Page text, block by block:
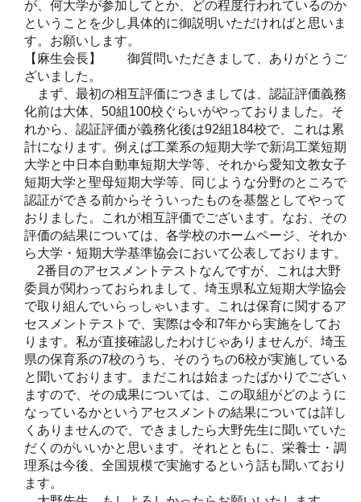
が、何大学が参加してとか、どの程度行われているのか
ということを少し具体的に御説明いただければと思いま
す。お願いします。
【麻生会長】 御質問いただきまして、ありがとうご
ざいました。
まず、最初の相互評価につきましては、認証評価義務
化前は大体、50組100校ぐらいがやっておりました。そ
れから、認証評価が義務化後は92組184校で、これは累
計になります。例えば工業系の短期大学で新潟工業短期
大学と中日本自動車短期大学等、それから愛知文教女子
短期大学と聖母短期大学等、同じような分野のところで
認証ができる前からそういったものを基盤としてやって
おりました。これが相互評価でございます。なお、その
評価の結果については、各学校のホームページ、それか
ら大学・短期大学基準協会において公表しております。
2番目のアセスメントテストなんですが、これは大野
委員が関わっておられまして、埼玉県私立短期大学協会
で取り組んでいらっしゃいます。これは保育に関するア
セスメントテストで、実際は令和7年から実施をしてお
ります。私が直接確認したわけじゃありませんが、埼玉
県の保育系の7校のうち、そのうちの6校が実施している
と聞いております。まだこれは始まったばかりでござい
ますので、その成果については、この取組がどのように
なっているかというアセスメントの結果については詳し
くありませんので、できましたら大野先生に聞いていた
だくのがいいかと思います。それとともに、栄養士・調
理系は今後、全国規模で実施するという話も聞いており
ます。